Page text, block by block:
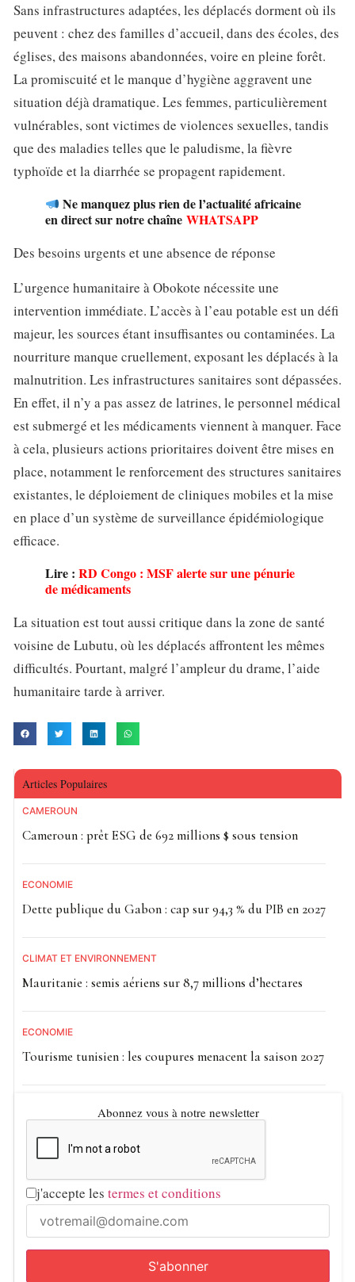
Sans infrastructures adaptées, les déplacés dorment où ils
peuvent : chez des familles d’accueil, dans des écoles, des
églises, des maisons abandonnées, voire en pleine forêt.
La promiscuité et le manque d’hygiène aggravent une
situation déjà dramatique. Les femmes, particulièrement
vulnérables, sont victimes de violences sexuelles, tandis
que des maladies telles que le paludisme, la fièvre
typhoïde et la diarrhée se propagent rapidement.
Ne manquez plus rien de l’actualité africaine
en direct sur notre chaîne WHATSAPP
Des besoins urgents et une absence de réponse
L’urgence humanitaire à Obokote nécessite une
intervention immédiate. L’accès à l’eau potable est un défi
majeur, les sources étant insuffisantes ou contaminées. La
nourriture manque cruellement, exposant les déplacés à la
malnutrition. Les infrastructures sanitaires sont dépassées.
En effet, il n’y a pas assez de latrines, le personnel médical
est submergé et les médicaments viennent à manquer. Face
à cela, plusieurs actions prioritaires doivent être mises en
place, notamment le renforcement des structures sanitaires
existantes, le déploiement de cliniques mobiles et la mise
en place d’un système de surveillance épidémiologique
efficace.
Lire : RD Congo : MSF alerte sur une pénurie
de médicaments
La situation est tout aussi critique dans la zone de santé
voisine de Lubutu, où les déplacés affrontent les mêmes
difficultés. Pourtant, malgré l’ampleur du drame, l’aide
humanitaire tarde à arriver.
Articles Populaires
CAMEROUN
Cameroun : prêt ESG de 692 millions $ sous tension
ECONOMIE
Dette publique du Gabon : cap sur 94,3 % du PIB en 2027
CLIMAT ET ENVIRONNEMENT
Mauritanie : semis aériens sur 8,7 millions d’hectares
ECONOMIE
Tourisme tunisien : les coupures menacent la saison 2027
Abonnez vous à notre newsletter
j'accepte les termes et conditions